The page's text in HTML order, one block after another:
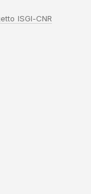
ISGI-CNR